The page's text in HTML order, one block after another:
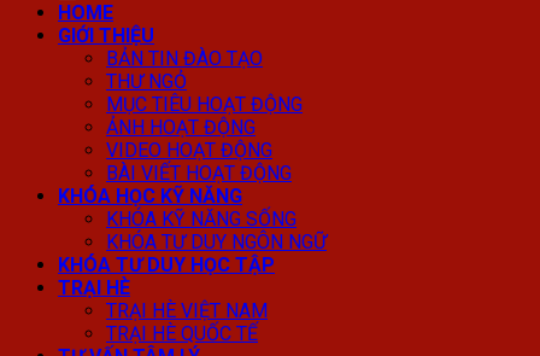
HOME
GIỚI THIỆU
BẢN TIN ĐÀO TẠO
THƯ NGỎ
MỤC TIÊU HOẠT ĐỘNG
ẢNH HOẠT ĐỘNG
VIDEO HOẠT ĐỘNG
BÀI VIẾT HOẠT ĐỘNG
KHÓA HỌC KỸ NĂNG
KHÓA KỸ NĂNG SỐNG
KHÓA TƯ DUY NGÔN NGỮ
KHÓA TƯ DUY HỌC TẬP
TRẠI HÈ
TRẠI HÈ VIỆT NAM
TRẠI HÈ QUỐC TẾ